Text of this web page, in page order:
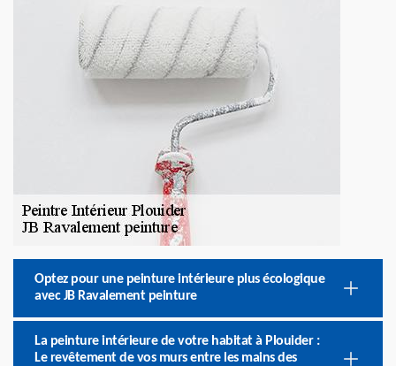
Optez pour une peinture intérieure plus écologique
avec JB Ravalement peinture
La peinture intérieure de votre habitat à Plouider :
Le revêtement de vos murs entre les mains des